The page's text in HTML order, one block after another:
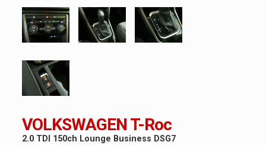
VOLKSWAGEN T-Roc
2.0 TDI 150ch Lounge Business DSG7